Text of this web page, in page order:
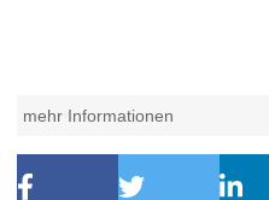
mehr Informationen